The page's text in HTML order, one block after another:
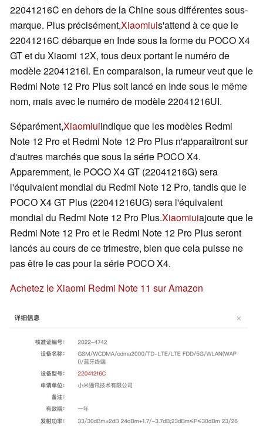
22041216C en dehors de la Chine sous différentes sous-
marque. Plus précisément,Xiaomiuis'attend à ce que le
22041216C débarque en Inde sous la forme du POCO X4
GT et du Xiaomi 12X, tous deux portant le numéro de
modèle 22041216I. En comparaison, la rumeur veut que le
Redmi Note 12 Pro Plus soit lancé en Inde sous le même
nom, mais avec le numéro de modèle 22041216UI.
Séparément,Xiaomiuiindique que les modèles Redmi
Note 12 Pro et Redmi Note 12 Pro Plus n'apparaîtront sur
d'autres marchés que sous la série POCO X4.
Apparemment, le POCO X4 GT (22041216G) sera
l'équivalent mondial du Redmi Note 12 Pro, tandis que le
POCO X4 GT Plus (22041216UG) sera l'équivalent
mondial du Redmi Note 12 Pro Plus.Xiaomiuiajoute que le
Redmi Note 12 Pro et le Redmi Note 12 Pro Plus seront
lancés au cours de ce trimestre, bien que cela puisse ne
pas être le cas pour la série POCO X4.
Achetez le Xiaomi Redmi Note 11 sur Amazon